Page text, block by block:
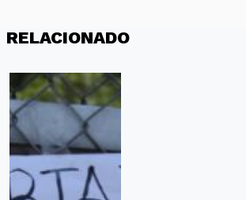
RELACIONADO